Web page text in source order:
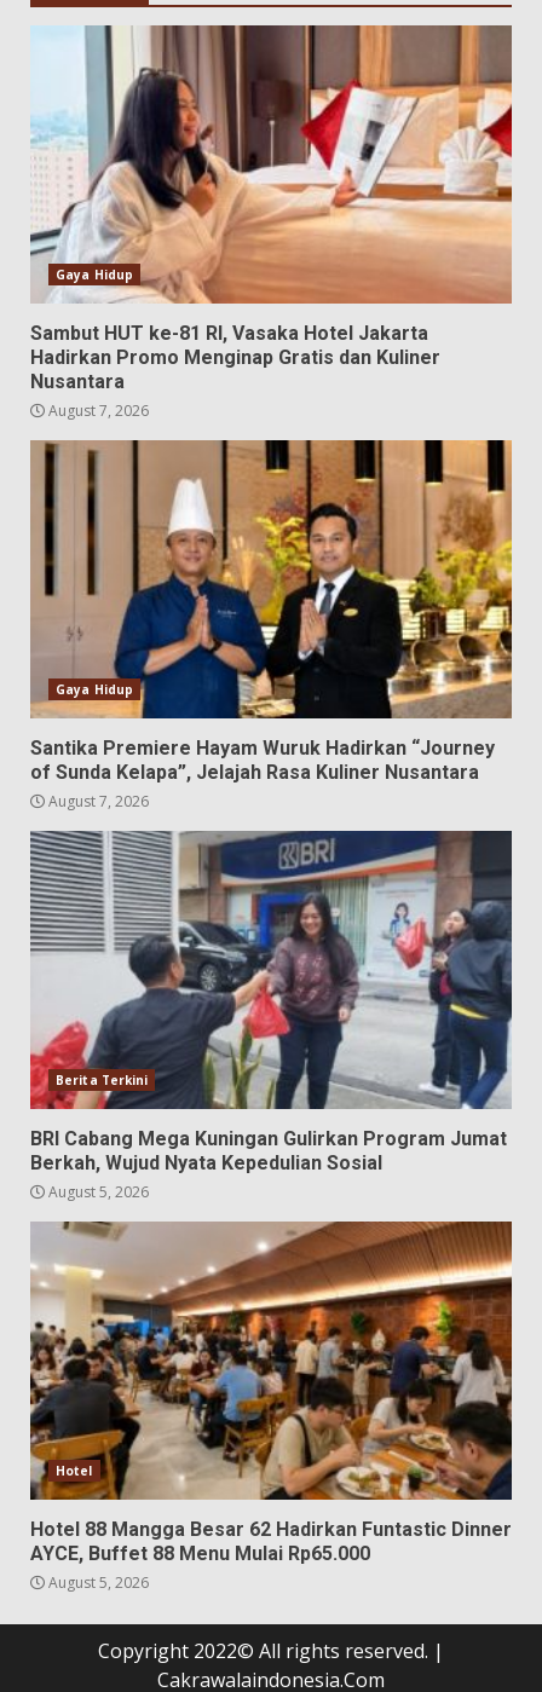
Gaya Hidup
Sambut HUT ke-81 RI, Vasaka Hotel Jakarta
Hadirkan Promo Menginap Gratis dan Kuliner
Nusantara
August 7, 2026
Gaya Hidup
Santika Premiere Hayam Wuruk Hadirkan “Journey
of Sunda Kelapa”, Jelajah Rasa Kuliner Nusantara
August 7, 2026
Berita Terkini
BRI Cabang Mega Kuningan Gulirkan Program Jumat
Berkah, Wujud Nyata Kepedulian Sosial
August 5, 2026
Hotel
Hotel 88 Mangga Besar 62 Hadirkan Funtastic Dinner
AYCE, Buffet 88 Menu Mulai Rp65.000
August 5, 2026
Copyright 2022© All rights reserved. |
Cakrawalaindonesia.Com